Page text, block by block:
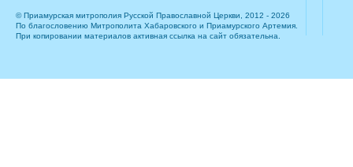
© Приамурская митрополия Русской Православной Церкви, 2012 - 2026
По благословению Митрополита Хабаровского и Приамурского Артемия.
При копировании материалов активная ссылка на сайт обязательна.